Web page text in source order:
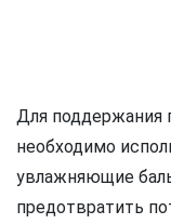
Для поддержания
необходимо
увлажняющие
предотвратить